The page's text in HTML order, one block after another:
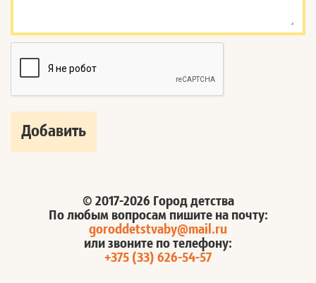
© 2017-2026 Город детства
По любым вопросам пишите на почту:
goroddetstvaby@mail.ru
или звоните по телефону:
+375 (33) 626-54-57